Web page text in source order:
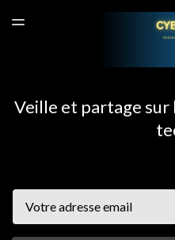
TOGGLE
Veille et partage sur